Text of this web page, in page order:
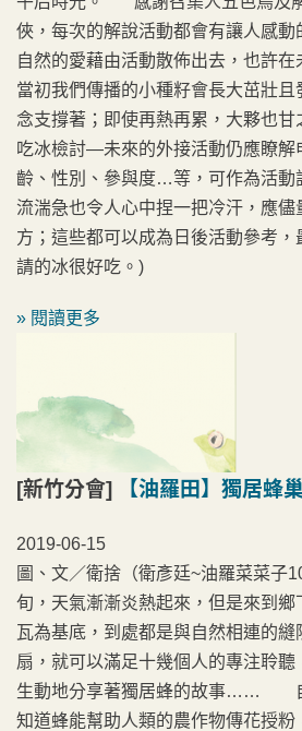
俠，每次的解說活動都會有讓人感動
自然的愛藉由活動散佈出去，也許
當初我們傳播的小種籽會長大茁壯
念支撐著；即使再熱再累，大夥也甘
吃冰檢討—未來的外接活動仍應瞭解
齡、性別、參與度…等，可作為活動
流湍急也令人心中捏一把冷汗，應儘
方；這些都可以成為日後活動參考，
請的冰很好吃。)
» 閱讀更多
[新竹分會] 【油羅田】獨居蜂
2019-06-15
圖、文／衛捨（衛彥廷~油羅菜菜
旬，天氣漸漸炎熱起來，但是來到
瓦為基底，到處都是與自然相連的
扇，就可以滿足十幾個人的專注聆
生動地分享著獨居蜂的故事…… 自
知道蜂能幫助人類的農作物傳花授